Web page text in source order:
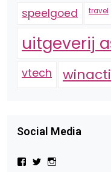
speelgoed travel
uitgeverij
vtech
Social Media
BekijkBekijk